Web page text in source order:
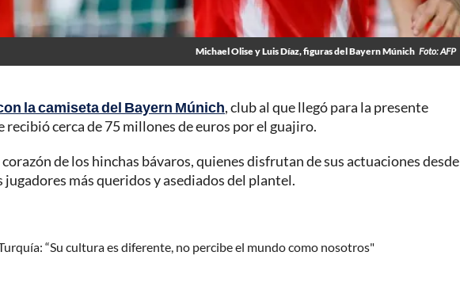
Michael Olise y Luis Díaz, figuras del Bayern Múnich Foto: AFP
la camiseta del Bayern Múnich, club al que llegó para la presente
cerca de 75 millones de euros por el guajiro.
corazón de los hinchas bávaros, quienes disfrutan de sus actuaciones desde
más queridos y asediados del plantel.
“Su cultura es diferente, no percibe el mundo como nosotros"